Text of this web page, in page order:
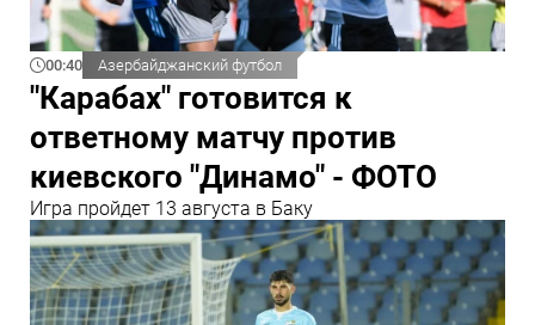
00:40 Азербайджанский футбол
"Карабах" готовится к
ответному матчу против
киевского "Динамо" - ФОТО
Игра пройдет 13 августа в Баку